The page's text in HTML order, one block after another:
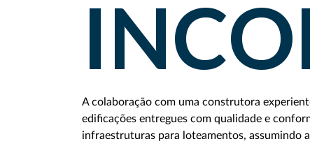
A colaboração com uma construtora
edificações entregues com qualidade e
infraestruturas para loteamentos, assumindo